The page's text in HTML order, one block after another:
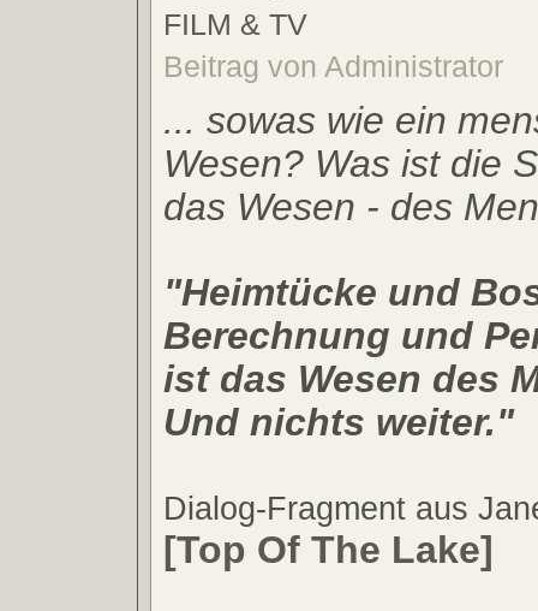
FILM & TV
Beitrag von Administrator
... sowas wie ein
Wesen? Was ist die
das Wesen - des
"Heimtücke und
Berechnung und
ist das Wesen des
Und nichts weiter."
Dialog-Fragment aus
[Top Of The Lake]